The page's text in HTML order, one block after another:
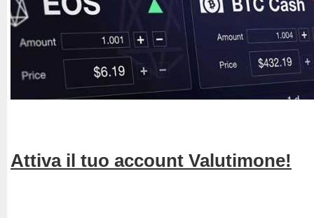
Attiva il tuo account Valutimone!